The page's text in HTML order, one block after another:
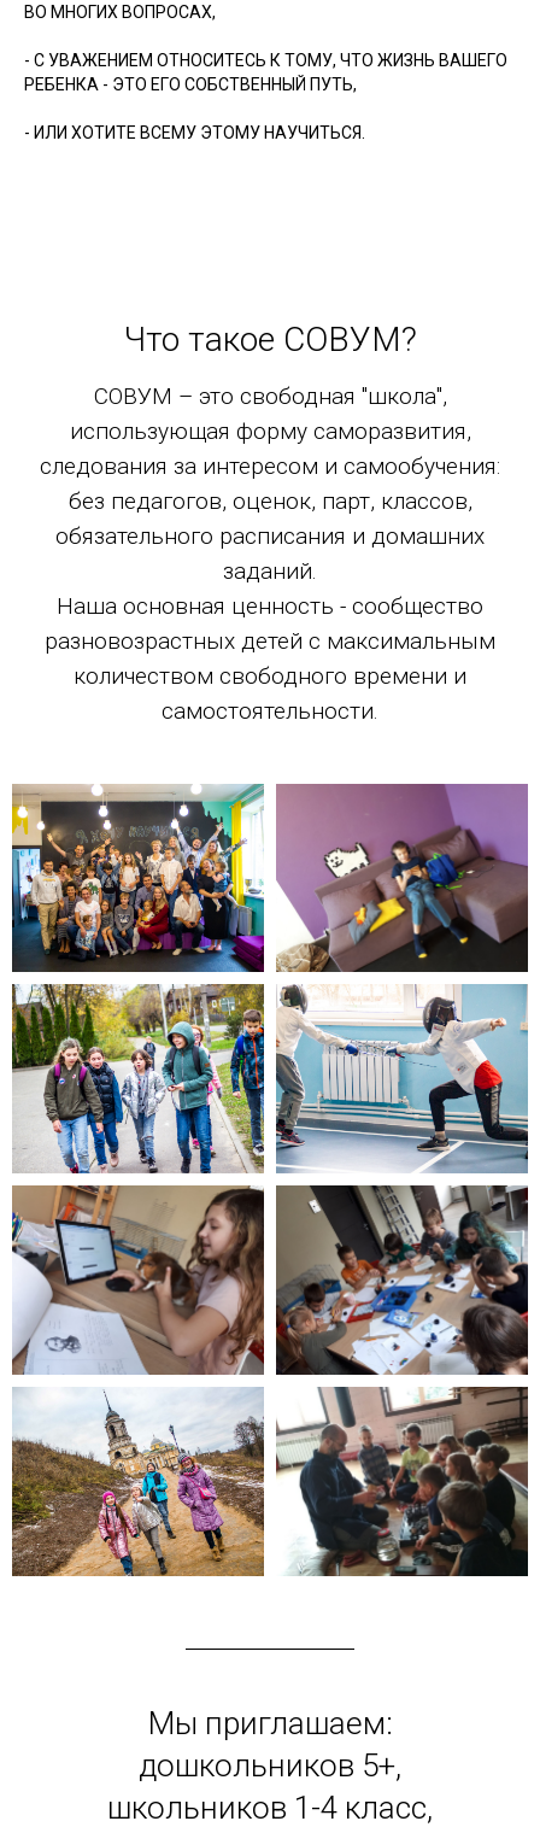
ВО МНОГИХ ВОПРОСАХ,
- С УВАЖЕНИЕМ ОТНОСИТЕСЬ К ТОМУ, ЧТО ЖИЗНЬ ВАШЕГО
РЕБЕНКА - ЭТО ЕГО СОБСТВЕННЫЙ ПУТЬ,
- ИЛИ ХОТИТЕ ВСЕМУ ЭТОМУ НАУЧИТЬСЯ.
Что такое СОВУМ?
СОВУМ – это свободная "школа",
использующая форму саморазвития,
следования за интересом и самообучения:
без педагогов, оценок, парт, классов,
обязательного расписания и домашних
заданий.
Наша основная ценность - сообщество
разновозрастных детей с максимальным
количеством свободного времени и
самостоятельности.
Мы приглашаем:
дошкольников 5+,
школьников 1-4 класс,